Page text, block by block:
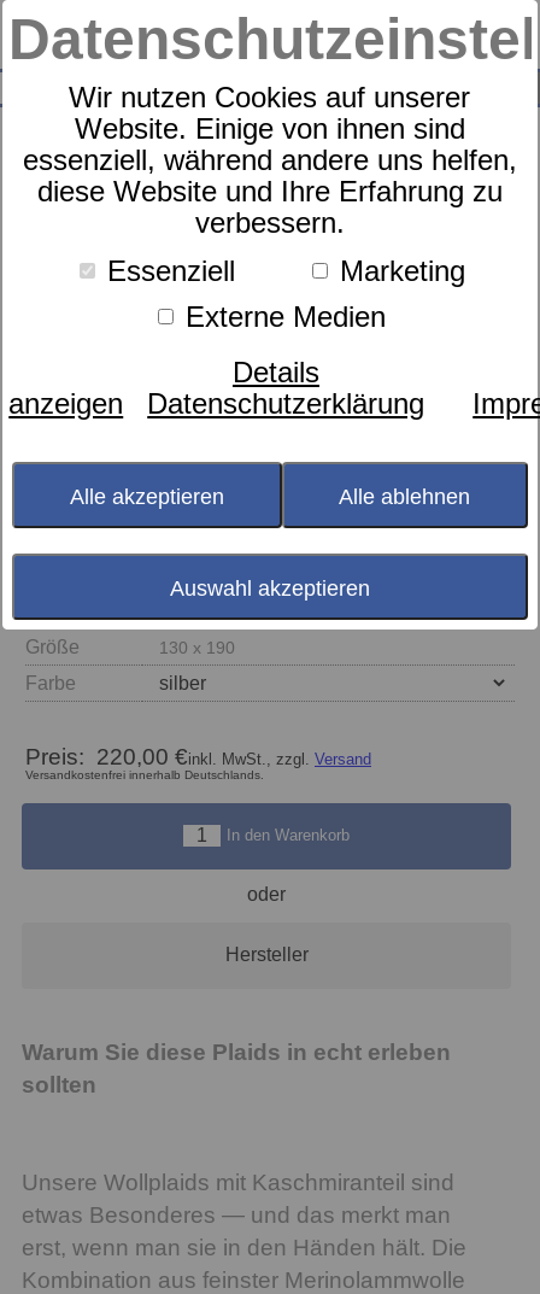
Wir nutzen Cookies auf unserer
Website. Einige von ihnen sind
essenziell, während andere uns helfen,
diese Website und Ihre Erfahrung zu
verbessern.
Essenziell
Marketing
Externe Medien
Details
anzeigen
Datenschutzerklärung
Alle akzeptieren Alle ablehnen
Auswahl akzeptieren
SUCHE
0
Wolldecken hergestellt in
Deutschland
Größe 130 x 190
Farbe
Preis: 220,00 €inkl. MwSt., zzgl. Versand
Versandkostenfrei innerhalb Deutschlands.
In den Warenkorb
oder
Hersteller
Warum Sie diese Plaids in echt erleben
sollten
Unsere Wollplaids mit Kaschmiranteil sind
etwas Besonderes — und das merkt man
erst, wenn man sie in den Händen hält. Die
Kombination aus feinster Merinolammwolle